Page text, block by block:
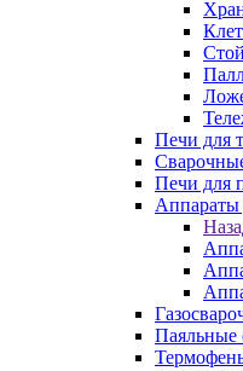
Печи для
Печи для
Аппараты
Паяльные